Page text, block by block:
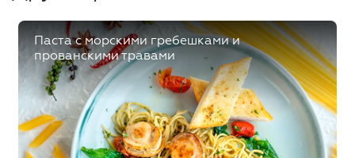
Паста с морскими гребешками и
прованскими травами